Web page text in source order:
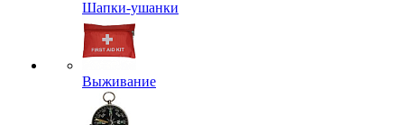
Шапки-ушанки
Выживание